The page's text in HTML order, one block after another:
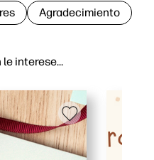
le interese…
Agradecimiento